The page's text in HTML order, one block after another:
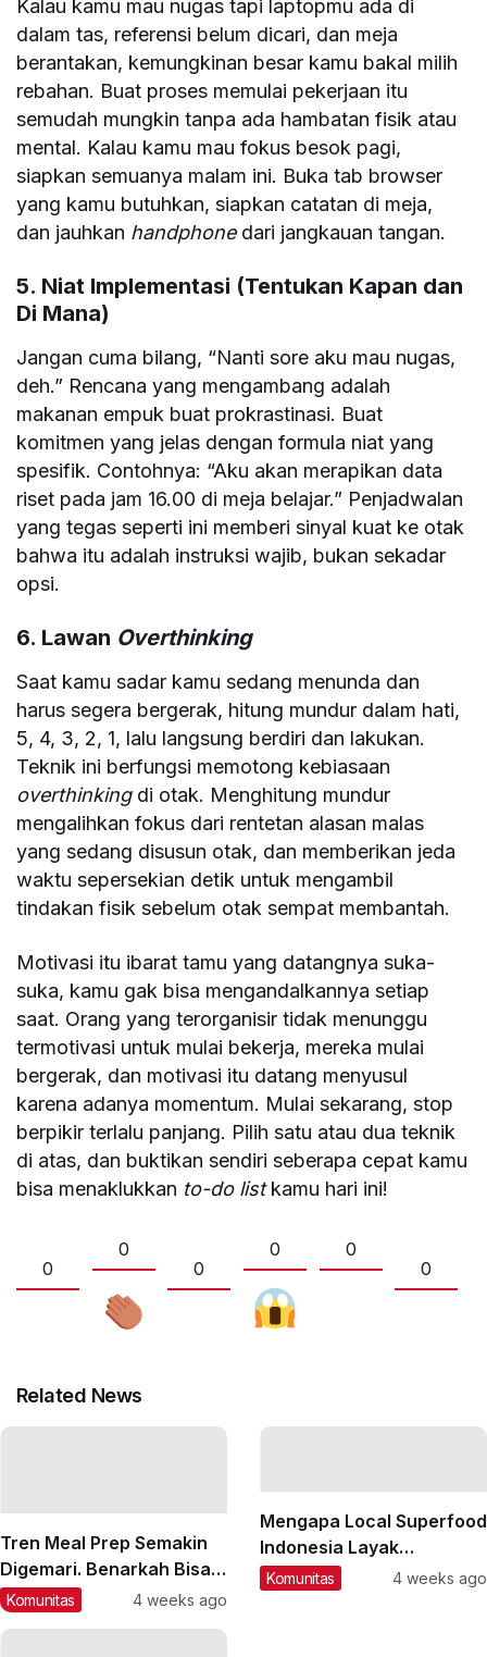
Kalau kamu mau nugas tapi laptopmu ada di
dalam tas, referensi belum dicari, dan meja
berantakan, kemungkinan besar kamu bakal milih
rebahan. Buat proses memulai pekerjaan itu
semudah mungkin tanpa ada hambatan fisik atau
mental. Kalau kamu mau fokus besok pagi,
siapkan semuanya malam ini. Buka tab browser
yang kamu butuhkan, siapkan catatan di meja,
dan jauhkan handphonedari jangkauan tangan.
5. Niat Implementasi (Tentukan Kapan dan
Di Mana)
Jangan cuma bilang, “Nanti sore aku mau nugas,
deh.” Rencana yang mengambang adalah
makanan empuk buat prokrastinasi. Buat
komitmen yang jelas dengan formula niat yang
spesifik. Contohnya: “Aku akan merapikan data
riset pada jam 16.00 di meja belajar.” Penjadwalan
yang tegas seperti ini memberi sinyal kuat ke otak
bahwa itu adalah instruksi wajib, bukan sekadar
opsi.
6. Lawan Overthinking
Saat kamu sadar kamu sedang menunda dan
harus segera bergerak, hitung mundur dalam hati,
5, 4, 3, 2, 1, lalu langsung berdiri dan lakukan.
Teknik ini berfungsi memotong kebiasaan
overthinkingdi otak. Menghitung mundur
mengalihkan fokus dari rentetan alasan malas
yang sedang disusun otak, dan memberikan jeda
waktu sepersekian detik untuk mengambil
tindakan fisik sebelum otak sempat membantah.
Motivasi itu ibarat tamu yang datangnya suka-
suka, kamu gak bisa mengandalkannya setiap
saat. Orang yang terorganisir tidak menunggu
termotivasi untuk mulai bekerja, mereka mulai
bergerak, dan motivasi itu datang menyusul
karena adanya momentum. Mulai sekarang, stop
berpikir terlalu panjang. Pilih satu atau dua teknik
di atas, dan buktikan sendiri seberapa cepat kamu
bisa menaklukkan to-do listkamu hari ini!
0
0
0
0
0
0
Related News
Tren Meal Prep Semakin
Digemari. Benarkah Bisa
Membantu Pola Makan
Komunitas 4 weeks ago
Mengapa Local Superfood
Indonesia Layak
Mendapat Perhatian?
Komunitas 4 weeks ago